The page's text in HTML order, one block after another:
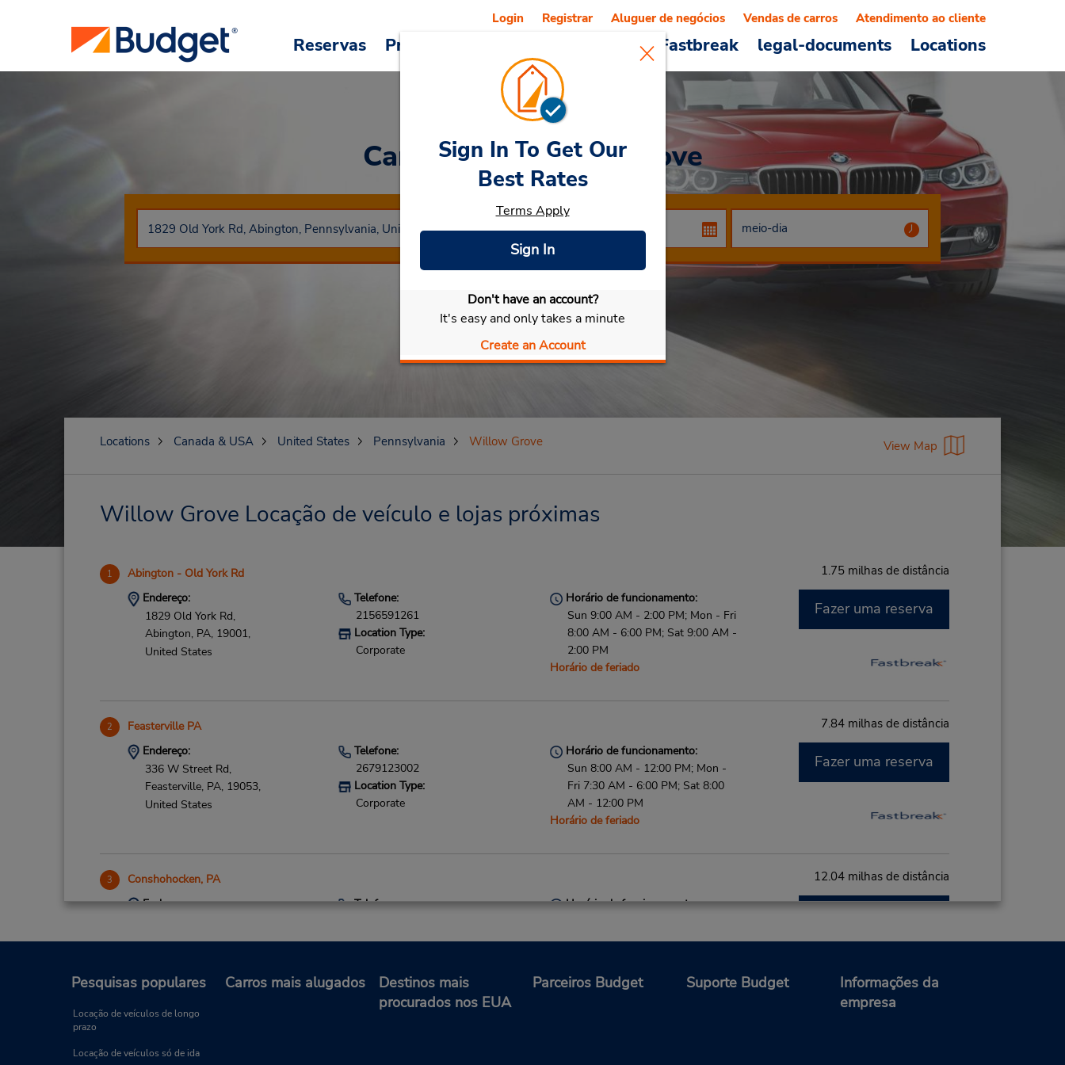
Reservas Promoções Veículos e serviços Fastbreak legal-documents Locations
Login Registrar Aluguer de negócios Vendas de carros Atendimento ao cliente
Car RentalWillow Grove
Selecionar meu carro
Sign In To Get Our
Best Rates
Terms Apply
Sign In
Don't have an account?
It's easy and only takes a minute
Create an Account
Locations Canada & USA United States Pennsylvania Willow Grove View Map
Willow Grove Locação de veículo e lojas próximas
1 Abington - Old York Rd 1.75 milhas de distância
Endereço:
1829 Old York Rd,
Abington, PA, 19001,
United States
Telefone:
2156591261
Location Type:
Corporate
Horário de funcionamento:
Sun 9:00 AM - 2:00 PM; Mon - Fri
8:00 AM - 6:00 PM; Sat 9:00 AM -
2:00 PM
Horário de feriado
Fazer uma reserva
2 Feasterville PA 7.84 milhas de distância
Endereço:
336 W Street Rd,
Feasterville, PA, 19053,
United States
Telefone:
2679123002
Location Type:
Corporate
Horário de funcionamento:
Sun 8:00 AM - 12:00 PM; Mon -
Fri 7:30 AM - 6:00 PM; Sat 8:00
AM - 12:00 PM
Horário de feriado
Fazer uma reserva
3 Conshohocken, PA 12.04 milhas de distância
Endereço:
Conshohocken, PA, 19428,
Telefone:
Location Type:
Horário de funcionamento:
Fri 8:00 AM - 6:00 PM; Sat 8:00
Horário de feriado
Endereço:
Pesquisas populares
Locação de veículos de longo
prazo
Locação de veículos só de ida
Carros mais alugados
Destinos mais
procurados nos EUA
Parceiros Budget Suporte Budget
Informações da
empresa